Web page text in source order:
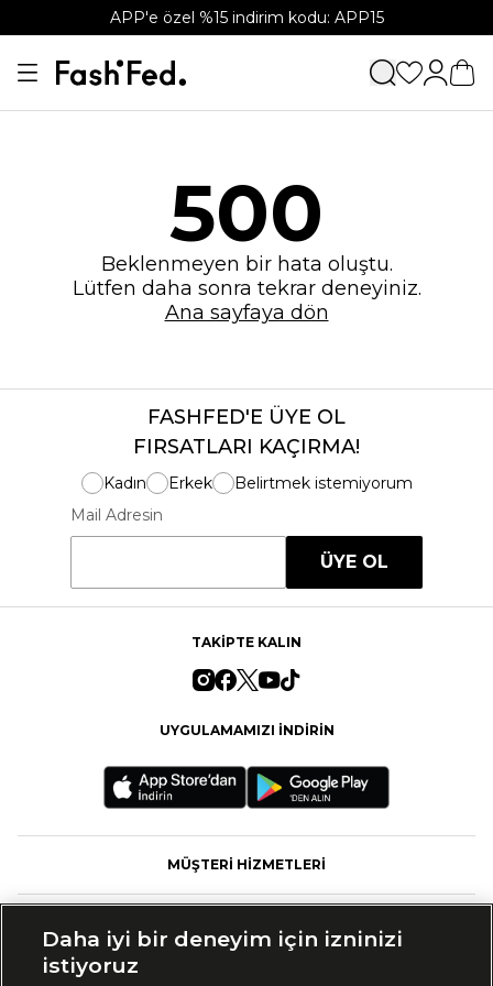
APP'e özel %15 indirim kodu: APP15
500
Beklenmeyen bir hata oluştu.
Lütfen daha sonra tekrar deneyiniz.
Ana sayfaya dön
FASHFED'E ÜYE OL
FIRSATLARI KAÇIRMA!
Kadın Erkek
Belirtmek istemiyorum
Mail Adresin
ÜYE OL
TAKİPTE KALIN
UYGULAMAMIZI İNDİRİN
MÜŞTERİ HİZMETLERİ
Daha iyi bir deneyim için izninizi
istiyoruz